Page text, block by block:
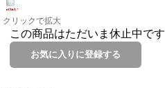
クリックで拡大
この商品はただいま休止中です